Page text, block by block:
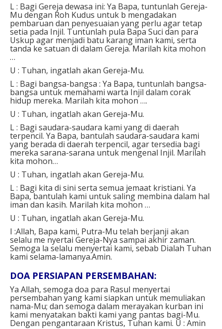
L : Bagi Gereja dewasa ini: Ya Bapa, tuntunlah Gereja-
Mu dengan Roh Kudus untuk b mengadakan
pembaruan dan penyesuaian yang perlu agar tetap
setia pada Injil. Tuntunlah pula Bapa Suci dan para
Uskup agar menjadi batu karang iman kami, serta
tanda ke satuan di dalam Gereja. Marilah kita mohon
…
U : Tuhan, ingatlah akan Gereja-Mu.
L : Bagi bangsa-bangsa : Ya Bapa, tuntunlah bangsa-
bangsa untuk memahami warta Injil dalam corak
hidup mereka. Marilah kita mohon ….
U : Tuhan, ingatlah akan Gereja-Mu.
L : Bagi saudara-saudara kami yang di daerah
terpencil. Ya Bapa, bantulah saudara-saudara kami
yang berada di daerah terpencil, agar tersedia bagi
mereka sarana-sarana untuk mengenal Injil. Marilah
kita mohon…
U : Tuhan, ingatlah akan Gereja-Mu.
L : Bagi kita di sini serta semua jemaat kristiani. Ya
Bapa, bantulah kami untuk saling membina dalam hal
iman dan kasih. Marilah kita mohon …
U : Tuhan, ingatlah akan Gereja-Mu.
I :Allah, Bapa kami, Putra-Mu telah berjanji akan
selalu me nyertai Gereja-Nya sampai akhir zaman.
Semoga la selalu menyertai kami, sebab Dialah Tuhan
kami selama-lamanya.Amin.
DOA PERSIAPAN PERSEMBAHAN:
Ya Allah, semoga doa para Rasul menyertai
persembahan yang kami siapkan untuk memuliakan
nama-Mu; dan semoga dalam merayakan kurban ini
kami menyatakan bakti kami yang pantas bagi-Mu.
Dengan pengantaraan Kristus, Tuhan kami. U : Amin